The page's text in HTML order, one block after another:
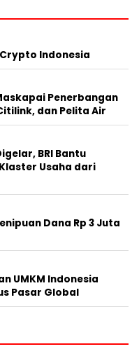
Indonesia
Penerbangan
dan Pelita Air
BRI Bantu
Usaha dari
Dana Rp 3 Juta
UMKM Indonesia
Pasar Global